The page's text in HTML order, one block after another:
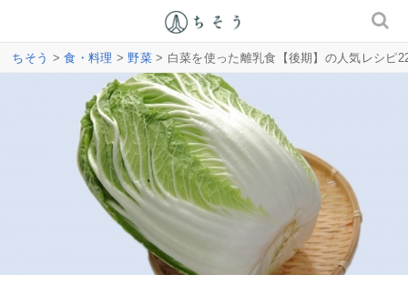
ちそう >食・料理 >野菜> 白菜を使った離乳食【後期】の人気レシピ